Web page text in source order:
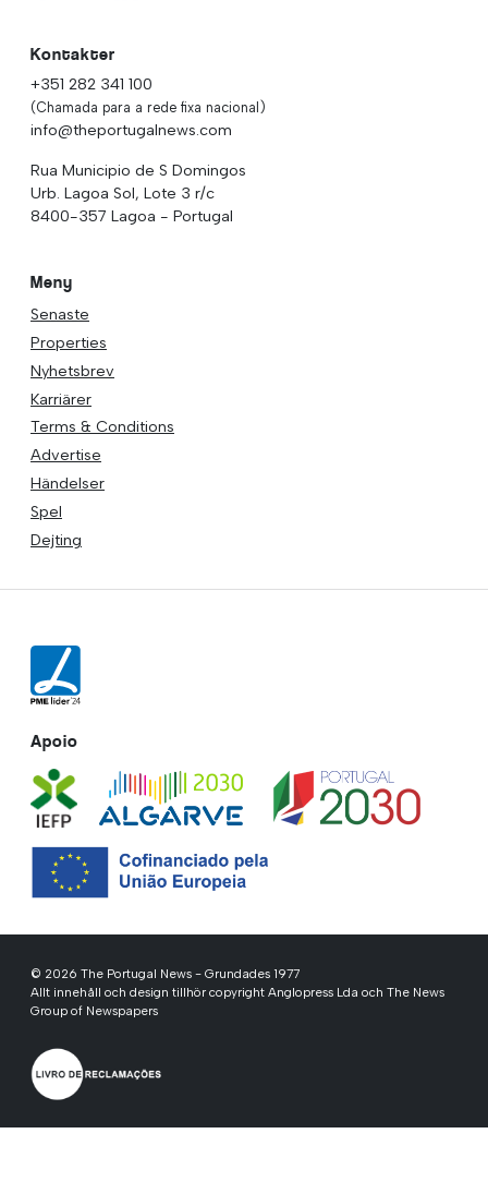
Kontakter
+351 282 341 100
(Chamada para a rede fixa nacional)
info@theportugalnews.com
Rua Municipio de S Domingos
Urb. Lagoa Sol, Lote 3 r/c
8400-357 Lagoa - Portugal
Meny
Senaste
Properties
Nyhetsbrev
Karriärer
Terms & Conditions
Advertise
Händelser
Spel
Dejting
Apoio
© 2026 The Portugal News - Grundades 1977
Allt innehåll och design tillhör copyright Anglopress Lda och The News
Group of Newspapers